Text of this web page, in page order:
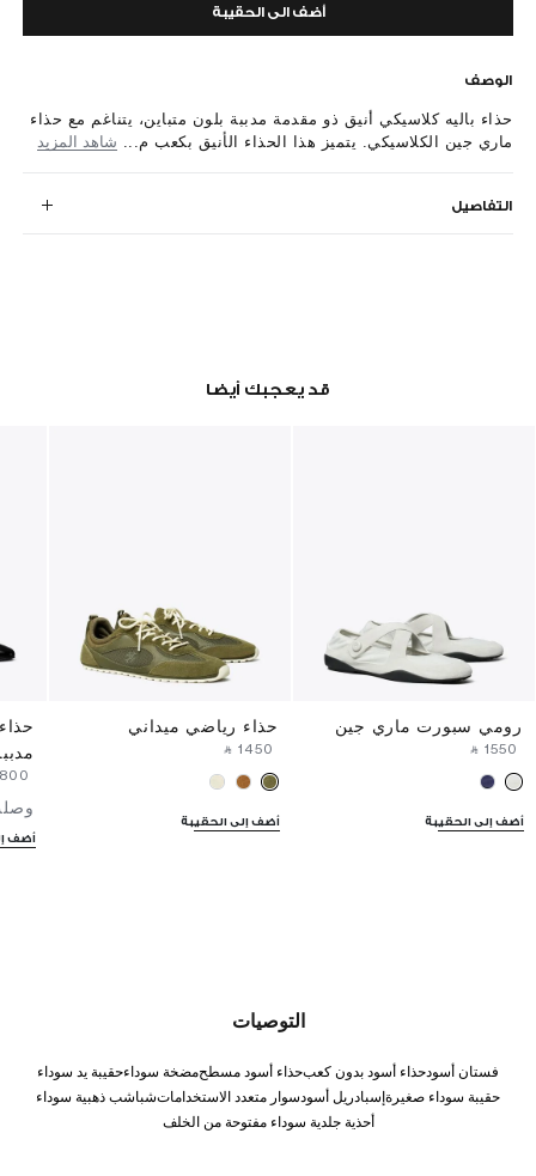
أضف الى الحقيبة
الوصف
حذاء باليه كلاسيكي أنيق ذو مقدمة مدببة بلون متباين، يتناغم مع حذاء
ماري جين الكلاسيكي. يتميز هذا الحذاء الأنيق بكعب م... شاهد المزيد
التفاصيل
قد يعجبك أيضا
رومي سبورت ماري جين
‎ ⃁ ⁦1550⁩ ‎
أضف إلى الحقيبة
حذاء رياضي ميداني
‎ ⃁ ⁦1450⁩ ‎
أضف إلى الحقيبة
أضف
التوصيات
فستان أسودحذاء أسود بدون كعبحذاء أسود مسطحمضخة سوداءحقيبة يد سوداء
حقيبة سوداء صغيرة إسبادريل أسودسوار متعدد الاستخداماتشباشب ذهبية سوداء
أحذية جلدية سوداء مفتوحة من الخلف